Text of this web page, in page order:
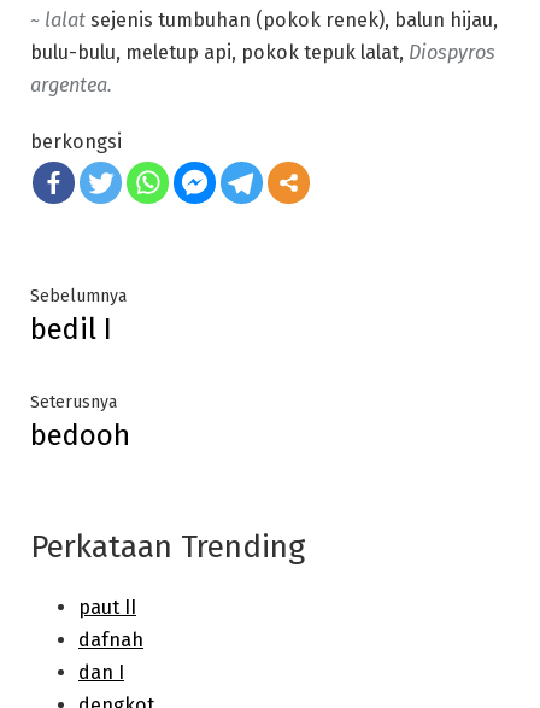
~ lalat sejenis tumbuhan (pokok renek), balun hijau,
bulu-bulu, meletup api, pokok tepuk lalat, Diospyros
argentea.
berkongsi
Post
navigation
SebelumnyaPrevious
bedil I
SeterusnyaNext
post:
bedooh
Perkataan Trending